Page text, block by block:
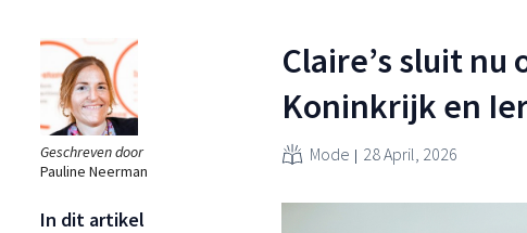
Geschreven door
Pauline Neerman
In dit artikel
Claire’s sluit
Koninkrijk en
Mode 28 April, 2026